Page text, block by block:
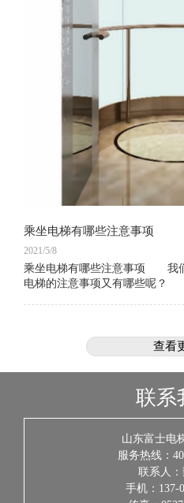
乘坐电梯有哪些注意事项
2021/5/8
乘坐电梯有哪些注意事项 我
电梯的注意事项又有哪些呢？
查看
联系
山东富士电
服务热线：
联系人
手机：137-